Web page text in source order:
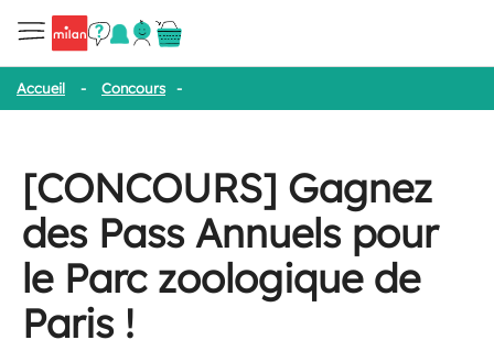
Accueil - Concours -
[CONCOURS] Gagnez
des Pass Annuels pour
le Parc zoologique de
Paris !